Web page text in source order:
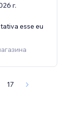
г.
esse eu
17